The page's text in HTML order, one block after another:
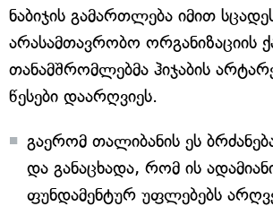
ნაბიჯის გამართლება იმით
არასამთავრობო ორგანიზაციის
თანამშრომლებმა ჰიჯაბის
წესები დაარღვიეს.
გაერომ თალიბანის ეს
და განაცხადა, რომ ის
ფუნდამენტურ უფლებებს